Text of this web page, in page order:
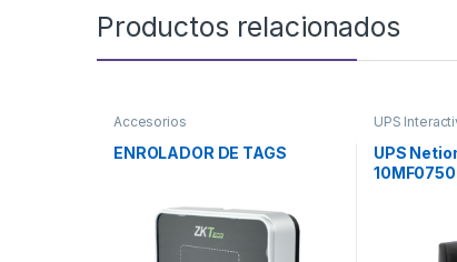
Productos relacionados
Accesorios
ENROLADOR DE TAGS
UPS
UPS